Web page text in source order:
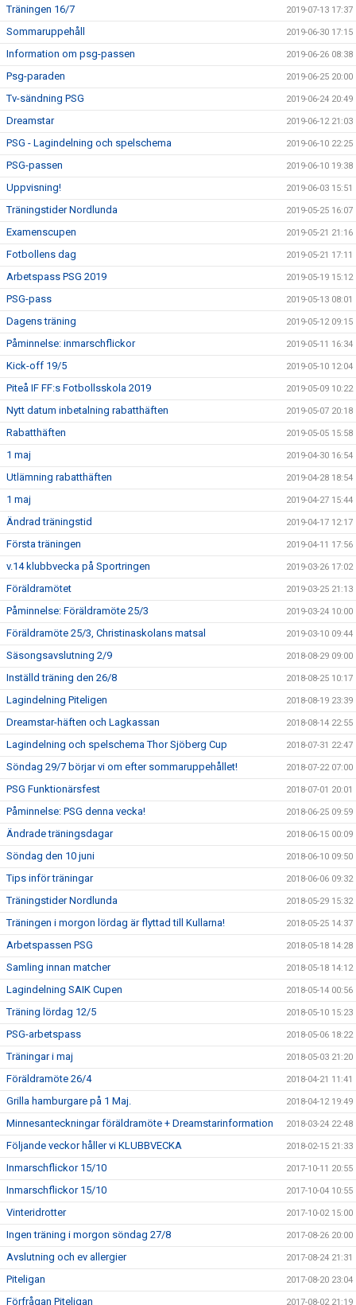
Träningen 16/7 2019-07-13 17:37
Sommaruppehåll 2019-06-30 17:15
Information om psg-passen 2019-06-26 08:38
Psg-paraden 2019-06-25 20:00
Tv-sändning PSG 2019-06-24 20:49
Dreamstar 2019-06-12 21:03
PSG - Lagindelning och spelschema 2019-06-10 22:25
PSG-passen 2019-06-10 19:38
Uppvisning! 2019-06-03 15:51
Träningstider Nordlunda 2019-05-25 16:07
Examenscupen 2019-05-21 21:16
Fotbollens dag 2019-05-21 17:11
Arbetspass PSG 2019 2019-05-19 15:12
PSG-pass 2019-05-13 08:01
Dagens träning 2019-05-12 09:15
Påminnelse: inmarschflickor 2019-05-11 16:34
Kick-off 19/5 2019-05-10 12:04
Piteå IF FF:s Fotbollsskola 2019 2019-05-09 10:22
Nytt datum inbetalning rabatthäften 2019-05-07 20:18
Rabatthäften 2019-05-05 15:58
1 maj 2019-04-30 16:54
Utlämning rabatthäften 2019-04-28 18:54
1 maj 2019-04-27 15:44
Ändrad träningstid 2019-04-17 12:17
Första träningen 2019-04-11 17:56
v.14 klubbvecka på Sportringen 2019-03-26 17:02
Föräldramötet 2019-03-25 21:13
Påminnelse: Föräldramöte 25/3 2019-03-24 10:00
Föräldramöte 25/3, Christinaskolans matsal 2019-03-10 09:44
Säsongsavslutning 2/9 2018-08-29 09:00
Inställd träning den 26/8 2018-08-25 10:17
Lagindelning Piteligen 2018-08-19 23:39
Dreamstar-häften och Lagkassan 2018-08-14 22:55
Lagindelning och spelschema Thor Sjöberg Cup 2018-07-31 22:47
Söndag 29/7 börjar vi om efter sommaruppehållet! 2018-07-22 07:00
PSG Funktionärsfest 2018-07-01 20:01
Påminnelse: PSG denna vecka! 2018-06-25 09:59
Ändrade träningsdagar 2018-06-15 00:09
Söndag den 10 juni 2018-06-10 09:50
Tips inför träningar 2018-06-06 09:32
Träningstider Nordlunda 2018-05-29 15:32
Träningen i morgon lördag är flyttad till Kullarna! 2018-05-25 14:37
Arbetspassen PSG 2018-05-18 14:28
Samling innan matcher 2018-05-18 14:12
Lagindelning SAIK Cupen 2018-05-14 00:56
Träning lördag 12/5 2018-05-10 15:23
PSG-arbetspass 2018-05-06 18:22
Träningar i maj 2018-05-03 21:20
Föräldramöte 26/4 2018-04-21 11:41
Grilla hamburgare på 1 Maj. 2018-04-12 19:49
Minnesanteckningar föräldramöte + Dreamstarinformation 2018-03-24 22:48
Följande veckor håller vi KLUBBVECKA 2018-02-15 21:33
Inmarschflickor 15/10 2017-10-11 20:55
Inmarschflickor 15/10 2017-10-04 10:55
Vinteridrotter 2017-10-02 15:00
Ingen träning i morgon söndag 27/8 2017-08-26 20:00
Avslutning och ev allergier 2017-08-24 21:31
Piteligan 2017-08-20 23:04
Förfrågan Piteligan 2017-08-02 21:19